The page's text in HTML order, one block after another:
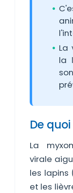
La
la
De
La
virale
les lapins
et les